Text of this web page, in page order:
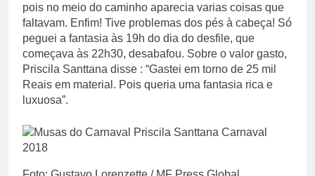
pois no meio do caminho aparecia varias coisas que
faltavam. Enfim! Tive problemas dos pés à cabeça! Só
peguei a fantasia às 19h do dia do desfile, que
começava às 22h30, desabafou. Sobre o valor gasto,
Priscila Santtana disse : “Gastei em torno de 25 mil
Reais em material. Pois queria uma fantasia rica e
luxuosa”.